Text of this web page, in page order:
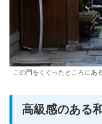
この門をくぐったところにあ
高級感のある